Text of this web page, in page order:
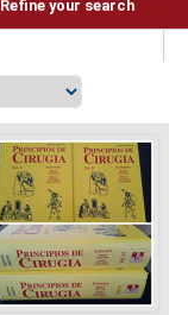
Refine your search